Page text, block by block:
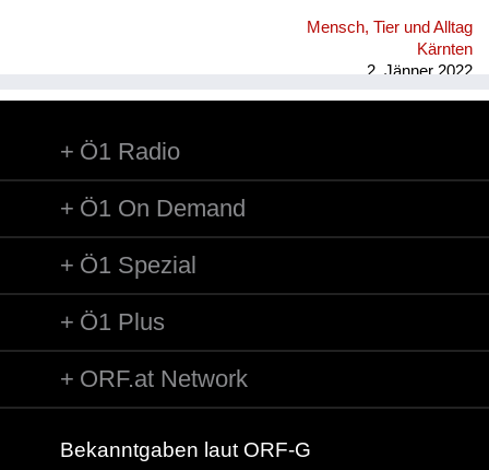
Mensch, Tier und Alltag
Kärnten
2. Jänner 2022
Ö1 Radio
Ö1 On Demand
Ö1 Spezial
Ö1 Plus
ORF.at Network
Bekanntgaben laut ORF-G